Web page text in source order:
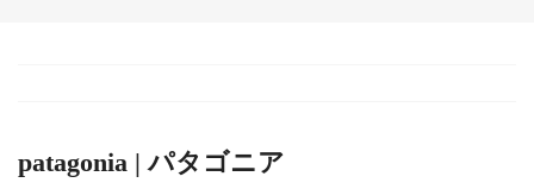
patagonia | パタゴニア